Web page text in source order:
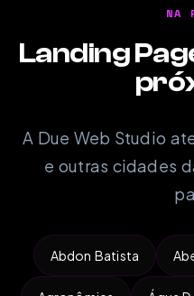
NA
Landing
A Due Web Studio
e outras cidades
Abdon Batista